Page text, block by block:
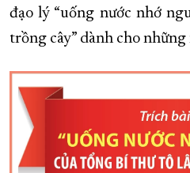
đạo lý “uống nước nhớ
trồng cây” dành cho